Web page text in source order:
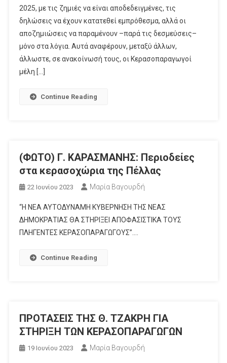
2025, με τις ζημιές να είναι αποδεδειγμένες, τις
δηλώσεις να έχουν κατατεθεί εμπρόθεσμα, αλλά οι
αποζημιώσεις να παραμένουν –παρά τις δεσμεύσεις–
μόνο στα λόγια. Αυτά αναφέρουν, μεταξύ άλλων,
άλλωστε, σε ανακοίνωσή τους, οι Κερασοπαραγωγοί
μέλη […]
Continue Reading
(ΦΩΤΟ) Γ. ΚΑΡΑΣΜΑΝΗΣ: Περιοδείες
στα κερασοχώρια της Πέλλας
22 Ιουνίου 2023 Μαρία Βαγουρδή
“Η ΝΕΑ ΑΥΤΟΔΥΝΑΜΗ ΚΥΒΕΡΝΗΣΗ ΤΗΣ ΝΕΑΣ
ΔΗΜΟΚΡΑΤΙΑΣ ΘΑ ΣΤΗΡΙΞΕΙ ΑΠΟΦΑΣΙΣΤΙΚΑ ΤΟΥΣ
ΠΛΗΓΕΝΤΕΣ ΚΕΡΑΣΟΠΑΡΑΓΩΓΟΥΣ”….
Continue Reading
ΠΡΟΤΑΣΕΙΣ ΤΗΣ Θ. ΤΖΑΚΡΗ ΓΙΑ
ΣΤΗΡΙΞΗ ΤΩΝ ΚΕΡΑΣΟΠΑΡΑΓΩΓΩΝ
19 Ιουνίου 2023 Μαρία Βαγουρδή